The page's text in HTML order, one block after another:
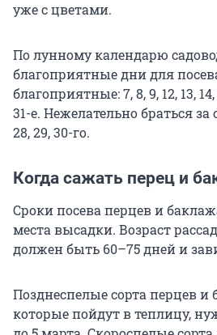
уже с цветами.
По лунному календарю
благоприятные дни для
благоприятные: 7, 8, 9, 12, 13, 14,
31-е. Нежелательно браться за
28, 29, 30-го.
Когда сажать перец и
Сроки посева перцев и
места высадки. Возраст
должен быть 60–75 дней и
Позднеспелые сорта перцев и
которые пойдут в теплицу,